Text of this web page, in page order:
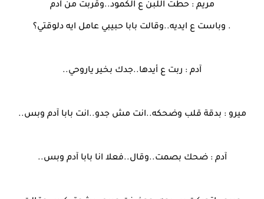
مريم : حطت اللبن ع الكمود..وقربت من آدم
. وباست ع ايديه..وقالت بابا حبيبي عامل ايه دلوقتي؟
آدم : ربت ع أيدها..جدك بخير ياروحي..
ميرو : بدقة قلب وضحكه..انت مش جدو..انت بابا آدم وبس..
آدم : ضحك بصمت..وقال..فعلا انا بابا آدم وبس..